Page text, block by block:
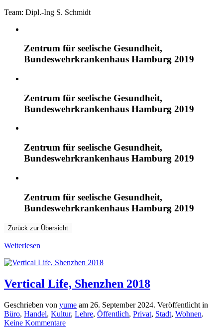
Team: Dipl.-Ing S. Schmidt
Zentrum für seelische Gesundheit,
Bundeswehrkrankenhaus Hamburg 2019
Zentrum für seelische Gesundheit,
Bundeswehrkrankenhaus Hamburg 2019
Zentrum für seelische Gesundheit,
Bundeswehrkrankenhaus Hamburg 2019
Zentrum für seelische Gesundheit,
Bundeswehrkrankenhaus Hamburg 2019
Zurück zur Übersicht
Weiterlesen
Vertical Life, Shenzhen 2018
Geschrieben von yume am 26. September 2024. Veröffentlicht in
Büro, Handel, Kultur, Lehre, Öffentlich, Privat, Stadt, Wohnen.
Keine Kommentarezu